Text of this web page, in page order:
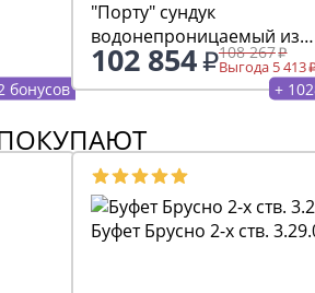
бонусов
"Порту" сундук
водонепроницаемый из
искусственного ротанга,
соломенный
102 854 108 267
Выгода 5 413
+
Буфет Брусно 2-х ств.